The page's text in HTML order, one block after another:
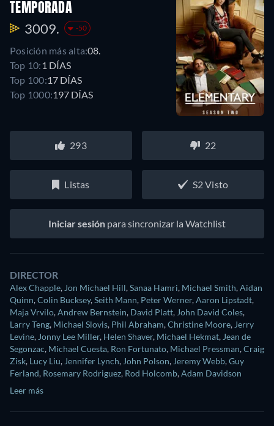
TEMPORADA
3009. -50
Posición más alta:08.
Top 10: 1 DÍAS
Top 100:17 DÍAS
Top 1000:197 DÍAS
293 22
Listas S2 Visto
Iniciar sesión para sincronizar la Watchlist
DIRECTOR
Alex Chapple, Jon Michael Hill,Sanaa Hamri, Michael Smith,Aidan
Quinn,Colin Bucksey,Seith Mann, Peter Werner,Aaron Lipstadt,
Maja Vrvilo,Andrew Bernstein, David Platt, John David Coles,
Larry Teng, Michael Slovis, Phil Abraham,Christine Moore, Jerry
Levine, Jonny Lee Miller, Helen Shaver, Michael Hekmat, Jean de
Segonzac, Michael Cuesta, Ron Fortunato, Michael Pressman,Craig
Zisk, Lucy Liu, Jennifer Lynch, John Polson, Jeremy Webb,Guy
Ferland, Rosemary Rodriguez, Rod Holcomb,Adam Davidson
Leer más